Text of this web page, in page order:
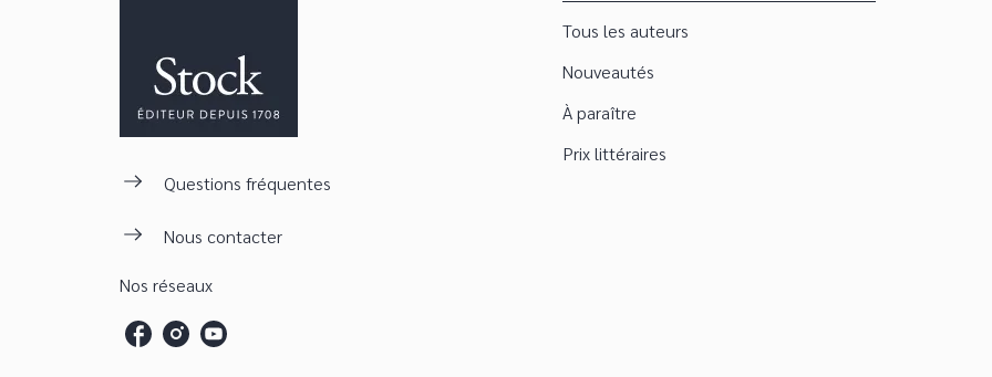
Questions fréquentes
Nous contacter
Nos réseaux
Tous les auteurs
Nouveautés
À paraître
Prix littéraires